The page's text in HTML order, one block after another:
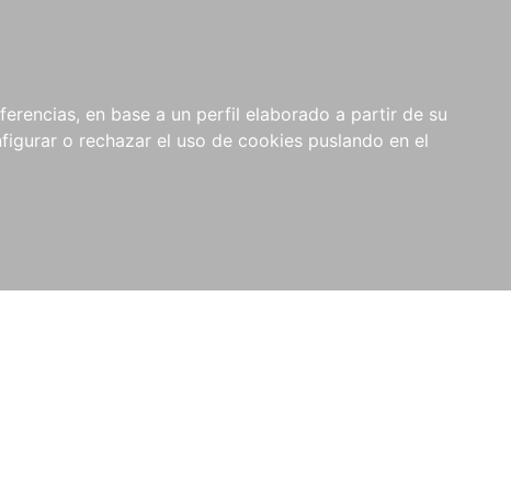
en base a un perfil elaborado a partir de su
o rechazar el uso de cookies puslando en el
NOVEDADES NOTICIAS
COMPRAS
INSTITUCIONALES